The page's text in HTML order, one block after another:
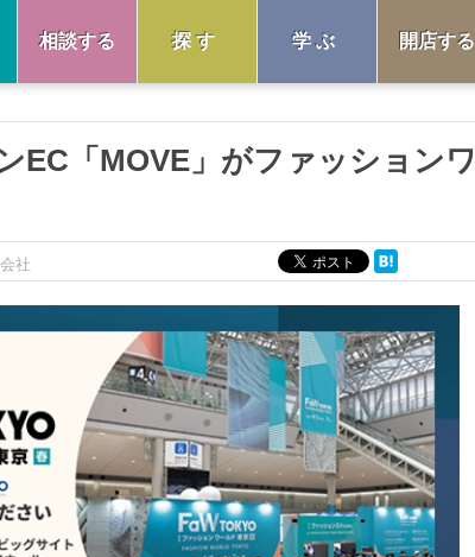
相談する 探す 学ぶ 開店する
EC「MOVE」がファッションワ
社